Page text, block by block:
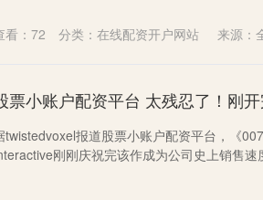
来源：
看： 72 分类： 在线配资开户网站
twistedvoxel报道股票小账户配资平台，《
刚刚庆祝完该作成为公司史上销售